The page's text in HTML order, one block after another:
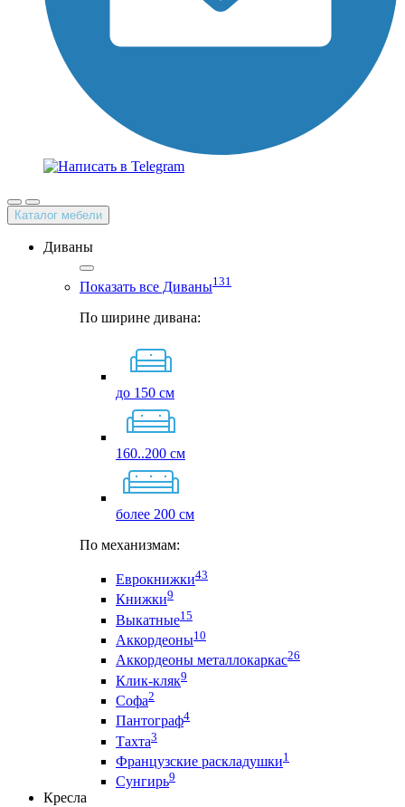
Каталог мебели
Диваны
Показать все Диваны131
По ширине дивана:
до 150 см
160..200 см
более 200 см
По механизмам:
Еврокнижки43
Книжки9
Выкатные15
Аккордеоны10
Аккордеоны металлокаркас26
Клик-кляк9
Софа2
Пантограф4
Тахта3
Французские раскладушки1
Сунгирь9
Кресла